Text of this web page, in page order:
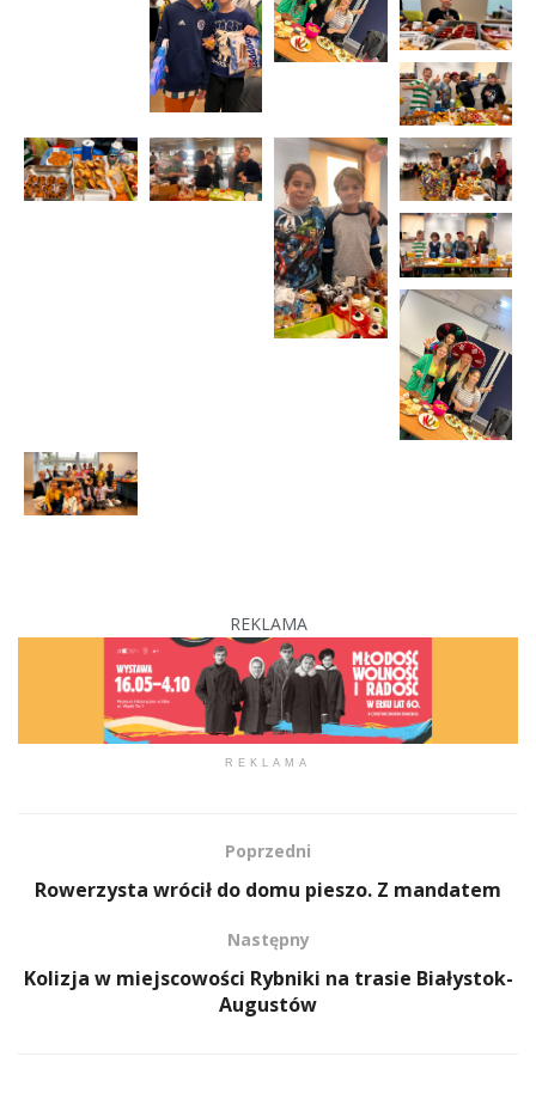
REKLAMA
REKLAMA
Poprzedni
Rowerzysta wrócił do domu pieszo. Z mandatem
Następny
Kolizja w miejscowości Rybniki na trasie Białystok-
Augustów